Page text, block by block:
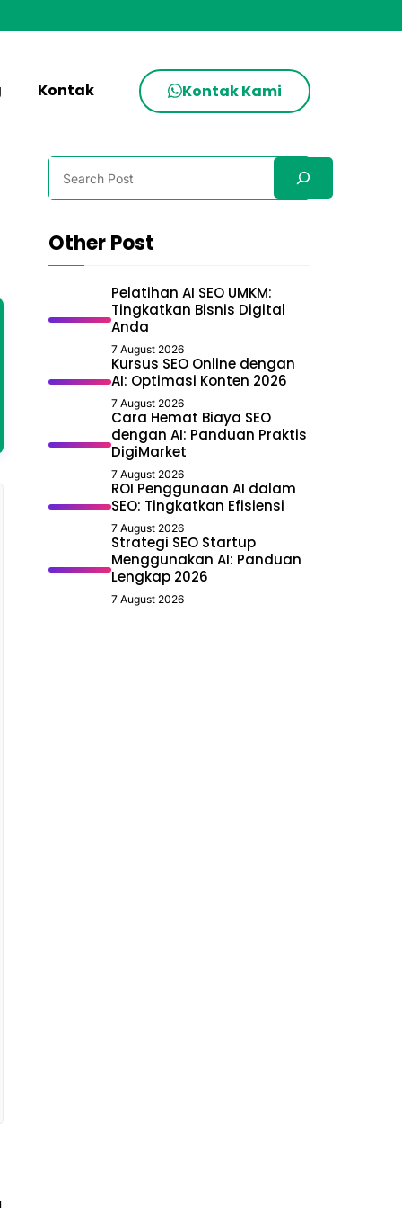
Kontak Kontak Kami
Search
Other Post
Pelatihan AI SEO UMKM:
Tingkatkan Bisnis Digital
Anda
7 August 2026
Kursus SEO Online dengan
AI: Optimasi Konten 2026
7 August 2026
Cara Hemat Biaya SEO
dengan AI: Panduan Praktis
DigiMarket
7 August 2026
ROI Penggunaan AI dalam
SEO: Tingkatkan Efisiensi
7 August 2026
Strategi SEO Startup
Menggunakan AI: Panduan
Lengkap 2026
7 August 2026